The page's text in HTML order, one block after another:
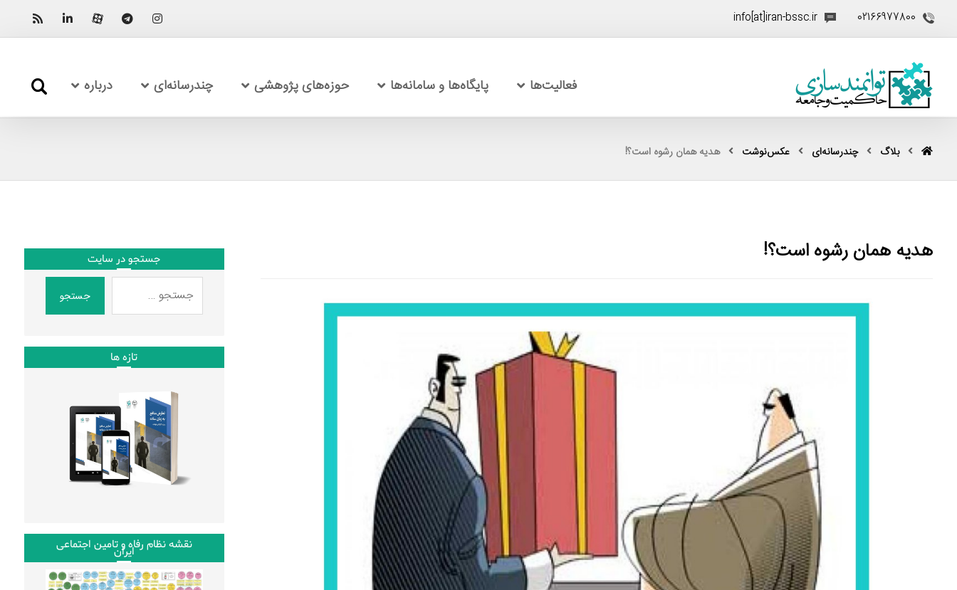
02166977800
info[at]iran-bssc.ir
فعالیت‌ها پایگاه‌ها و سامانه‌ها حوزه‌های پژوهشی چندرسانه‌ای درباره
بلاگ چندرسانه‌ای عکس‌نوشت هدیه همان رشوه است؟!
هدیه همان رشوه است؟! جستجو در سایت
جستجو
تازه ها
نقشه نظام رفاه و تامین اجتماعی
ایران